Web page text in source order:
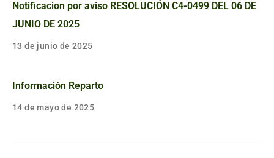
Notificacion por aviso RESOLUCIÓN C4-0499 DEL 06 DE
JUNIO DE 2025
13 de junio de 2025
Información Reparto
14 de mayo de 2025